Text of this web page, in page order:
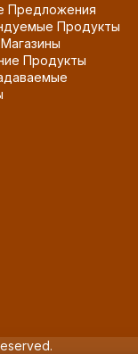
Предложения
Продукты
Продукты